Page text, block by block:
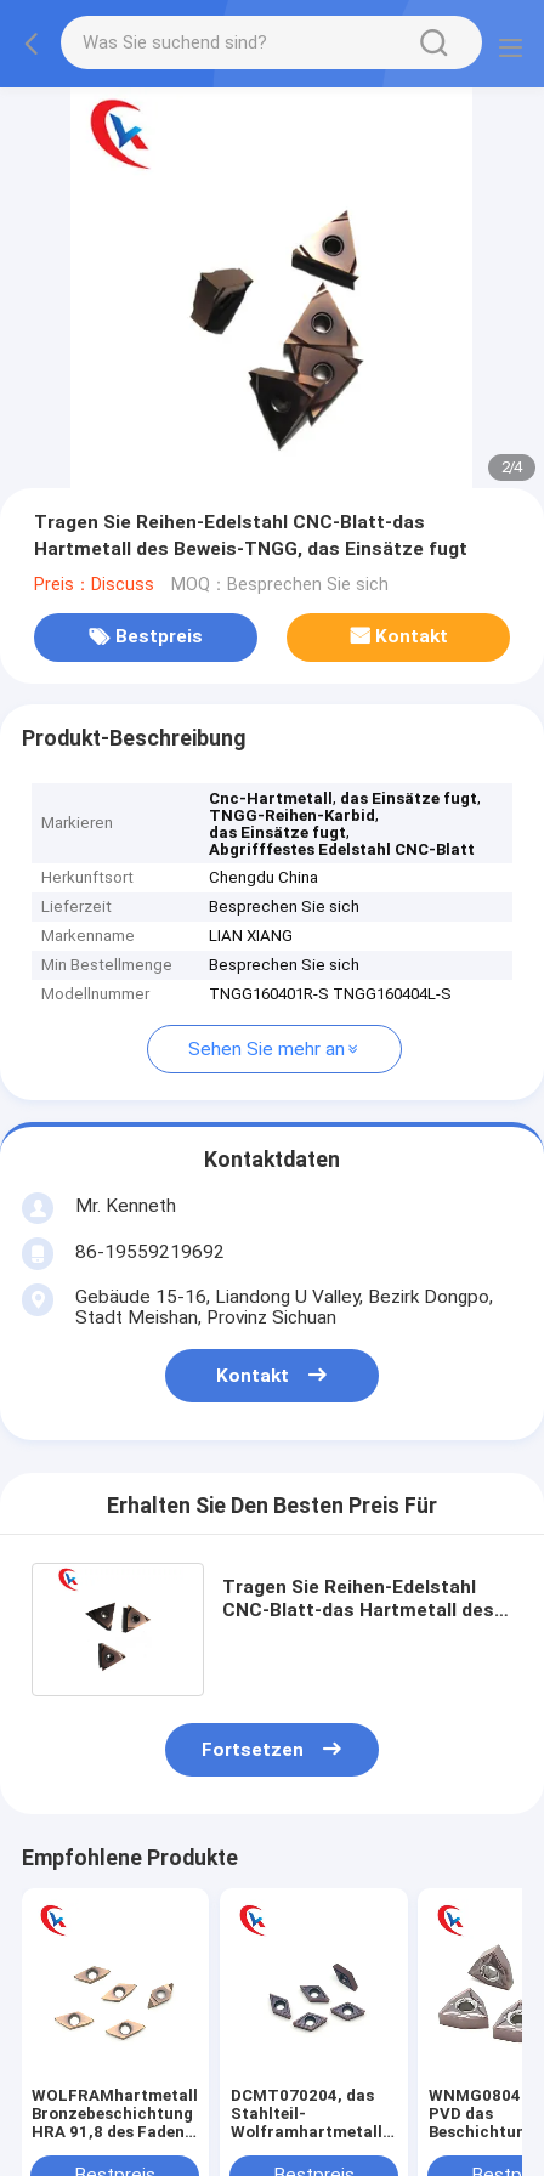
2/4
Tragen Sie Reihen-Edelstahl CNC-Blatt-das
Hartmetall des Beweis-TNGG, das Einsätze fugt
Preis：Discuss MOQ：Besprechen Sie sich
Bestpreis Kontakt
Produkt-Beschreibung
Markieren
Cnc-Hartmetall, das Einsätze fugt,
TNGG-Reihen-Karbid,
das Einsätze fugt,
Abgrifffestes Edelstahl CNC-Blatt
Herkunftsort
Chengdu China
Lieferzeit
Besprechen Sie sich
Markenname
LIAN XIANG
Min Bestellmenge
Besprechen Sie sich
Modellnummer
TNGG160401R-S TNGG160404L-S
Sehen Sie mehr an
Kontaktdaten
Mr. Kenneth
86-19559219692
Gebäude 15-16, Liandong U Valley, Bezirk Dongpo,
Stadt Meishan, Provinz Sichuan
Kontakt
Erhalten Sie Den Besten Preis Für
Tragen Sie Reihen-Edelstahl
CNC-Blatt-das Hartmetall des
Fortsetzen
Empfohlene Produkte
WOLFRAMhartmetalleinsatz-
Bronzebeschichtung
HRA 91,8 des Faden-
TKFT12RB6000
DCMT070204, das
Stahlteil-
Wolframhartmetalleinsatz-
Beschichtung
PVD das
Edelstahl-